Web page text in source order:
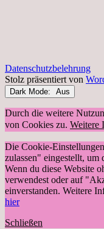
Datenschutzbelehrung
Stolz präsentiert von
Dark Mode:
Durch die weitere
von Cookies zu. Weitere
Die Cookie-
zulassen" eingestellt, um
Wenn du diese Website
verwendest oder auf
einverstanden. Weitere
hier
Schließen